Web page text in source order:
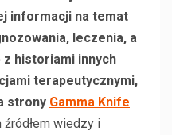
informacji na temat
leczenia, a
historiami innych
terapeutycznymi,
strony Gamma Knife
wiedzy i